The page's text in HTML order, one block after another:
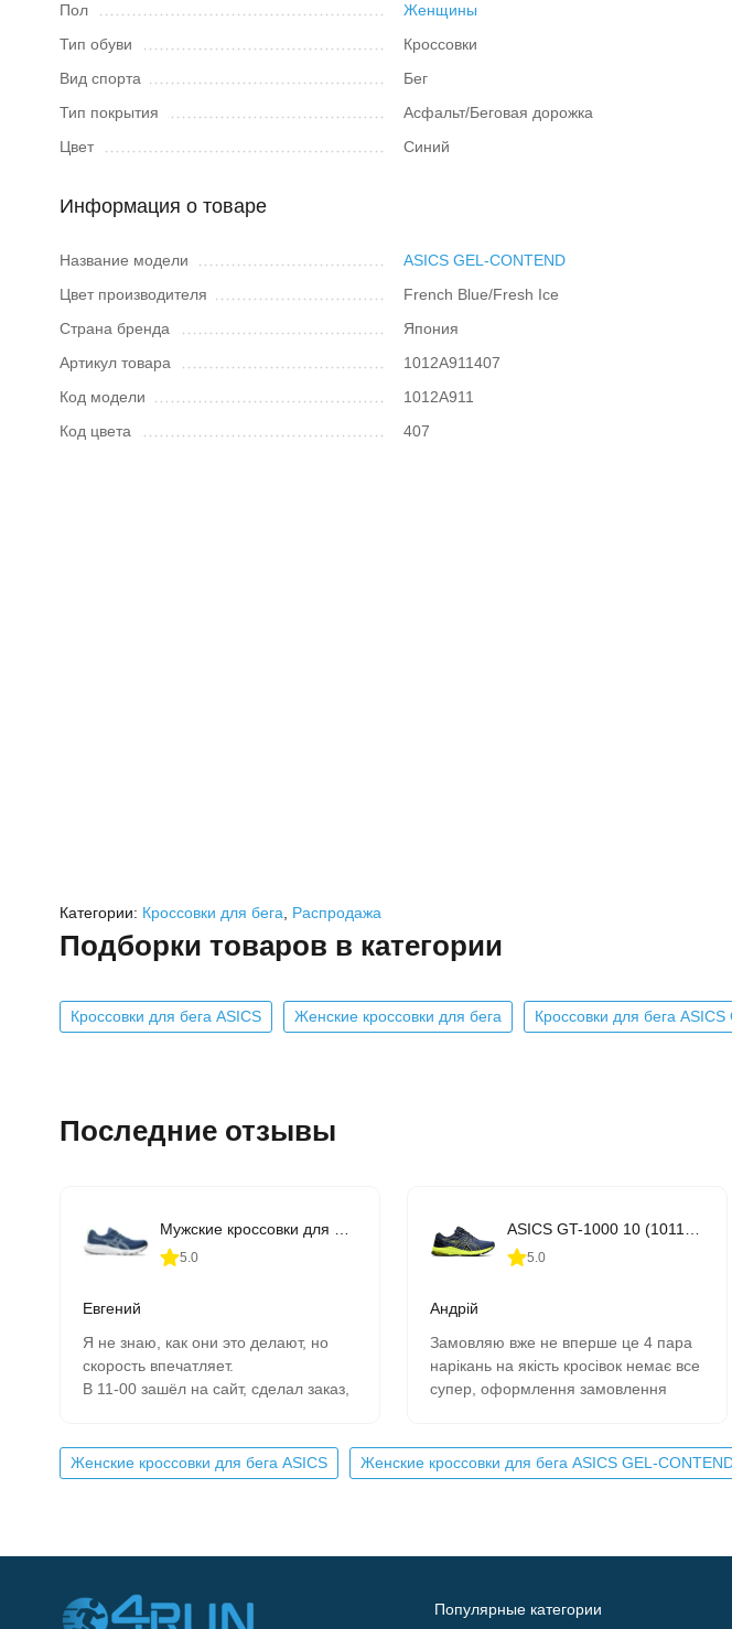
Пол
Женщины
Тип обуви
Кроссовки
Вид спорта
Бег
Тип покрытия
Асфальт/Беговая дорожка
Цвет
Синий
Информация о товаре
Название модели
ASICS GEL-CONTEND
Цвет производителя
French Blue/Fresh Ice
Страна бренда
Япония
Артикул товара
1012A911407
Код модели
1012A911
Код цвета
407
Категории: Кроссовки для бега Распродажа
Подборки товаров в категории
Кроссовки для бега ASICS Женские кроссовки для бега Кроссовки для бега
Последние отзывы
5.0
Евгений
Я не знаю, как они это делают, но
скорость впечатляет.
В 11-00 зашёл на сайт, сделал заказ,
К качеству никаких вопросов- 2
сезона, полёт нормальный.
5.0
Андрій
Замовляю вже не вперше це 4 пара
нарікань на якість кросівок немає все
супер, оформлення замовлення
Женские кроссовки для бега ASICS Женские кроссовки для бега ASICS GEL-
Популярные категории